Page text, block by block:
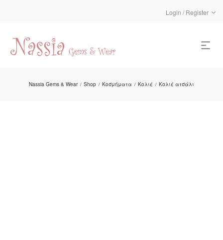
Login / Register
Nassia Gems & Wear / Shop / Κοσμήματα / Κολιέ / Κολιέ ατσάλι